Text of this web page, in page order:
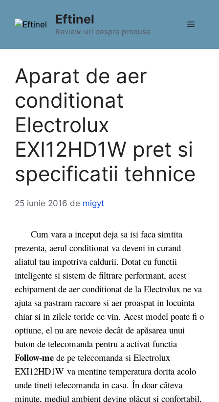
conținut
Eftinel
Review-uri despre produse
Meniu
Aparat de aer
conditionat
Electrolux
EXI12HD1W pret si
specificatii tehnice
25 iunie 2016 de migyt
Cum vara a inceput deja sa isi faca simtita
prezenta, aerul conditionat va deveni in curand
aliatul tau impotriva caldurii. Dotat cu functii
inteligente si sistem de filtrare performant, acest
echipament de aer conditionat de la Electrolux ne va
ajuta sa pastram racoare si aer proaspat in locuinta
chiar si in zilele toride ce vin. Acest model poate fi o
optiune, el nu are nevoie decât de apăsarea unui
buton de telecomanda pentru a activat functia
Follow-me de pe telecomanda si Electrolux
EXI12HD1W va mentine temperatura dorita acolo
unde tineti telecomanda in casa. În doar câteva
minute, mediul ambient devine plăcut şi confortabil,